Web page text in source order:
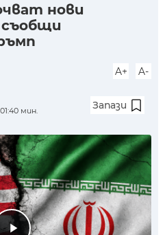
нови
съобщи
A+ A-
мин. Запази